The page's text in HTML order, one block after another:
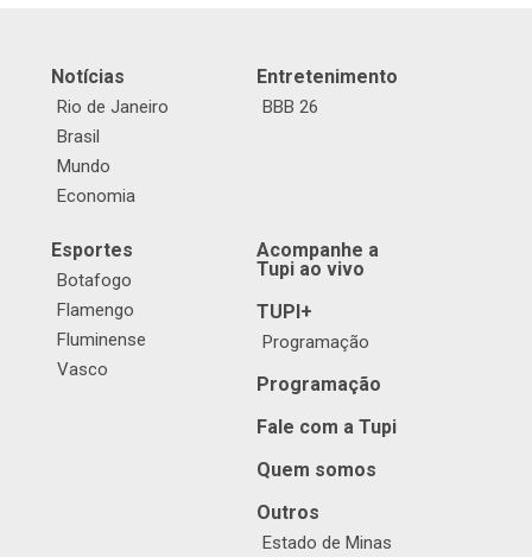
Notícias
Rio de Janeiro
Brasil
Mundo
Economia
Entretenimento
BBB 26
Esportes
Botafogo
Flamengo
Fluminense
Vasco
Acompanhe a
Tupi ao vivo
TUPI+
Programação
Programação
Fale com a Tupi
Quem somos
Outros
Estado de Minas